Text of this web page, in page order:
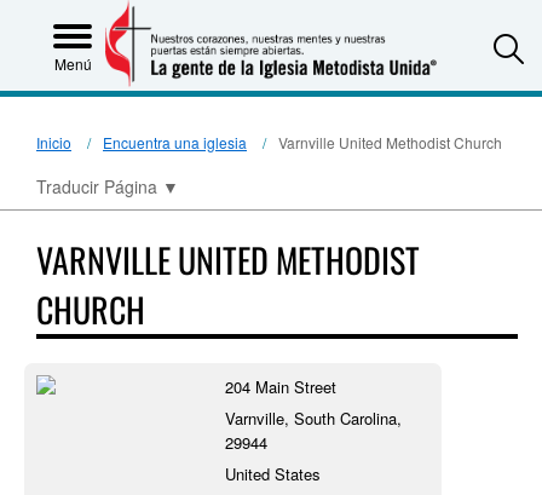
Menú
Inicio Encuentra una iglesia Varnville United Methodist Church
Traducir Página ▼
VARNVILLE UNITED METHODIST
CHURCH
204 Main Street
Varnville, South Carolina,
29944
United States